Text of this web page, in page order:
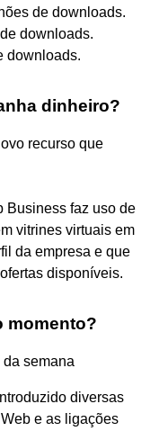
de downloads.
downloads.
downloads.
dinheiro?
recurso que
Business faz uso de
vitrines virtuais em
da empresa e que
disponíveis.
momento?
semana
diversas
e as ligações